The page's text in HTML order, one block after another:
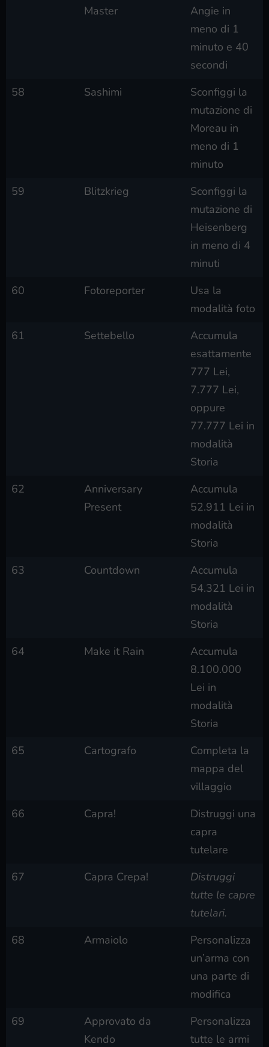
Master
Angie in
meno di 1
minuto e 40
secondi
58
Sashimi
Sconfiggi la
mutazione di
Moreau in
meno di 1
minuto
59
Blitzkrieg
Sconfiggi la
mutazione di
Heisenberg
in meno di 4
minuti
60
Fotoreporter
Usa la
modalità foto
61
Settebello
Accumula
esattamente
777 Lei,
7.777 Lei,
oppure
77.777 Lei in
modalità
Storia
62
Anniversary
Present
Accumula
52.911 Lei in
modalità
Storia
63
Countdown
Accumula
54.321 Lei in
modalità
Storia
64
Make it Rain
Accumula
8.100.000
Lei in
modalità
Storia
65
Cartografo
Completa la
mappa del
villaggio
66
Capra!
Distruggi una
capra
tutelare
67
Capra Crepa!
Distruggi
tutte le capre
tutelari.
68
Armaiolo
Personalizza
un’arma con
una parte di
modifica
69
Approvato da
Kendo
Personalizza
tutte le armi